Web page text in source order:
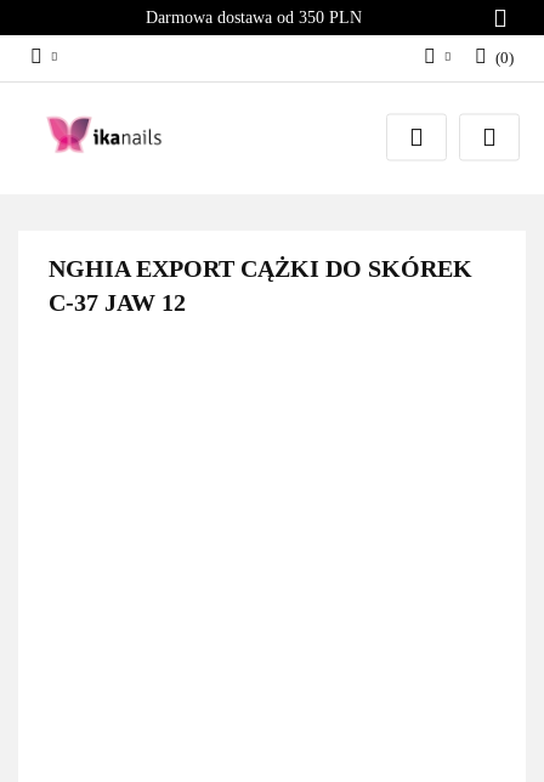
Darmowa dostawa od 350 PLN
Zaloguj się
Załóż konto
(0)
NGHIA EXPORT CĄŻKI DO SKÓREK
C-37 JAW 12